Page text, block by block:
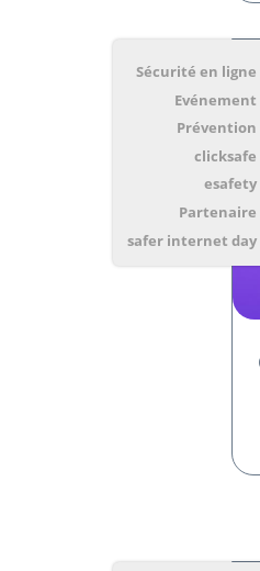
Sécurité en ligne
Evénement
Prévention
clicksafe
esafety
Partenaire
safer internet day